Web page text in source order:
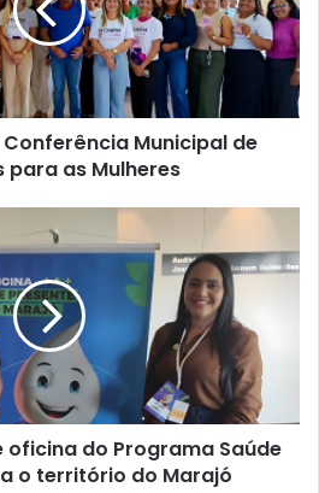
Municipal de
para as Mulheres
do Programa Saúde
o território do Marajó